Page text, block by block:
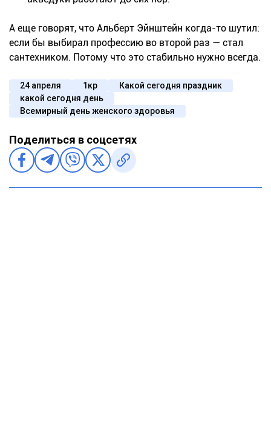
А еще говорят, что Альберт Эйнштейн когда-то шутил:
если бы выбирал профессию во второй раз — стал
сантехником. Потому что это стабильно нужно всегда.
24 апреля 1кр
Какой сегодня праздник
какой сегодня день
Всемирный день женского здоровья
Поделиться в соцсетях